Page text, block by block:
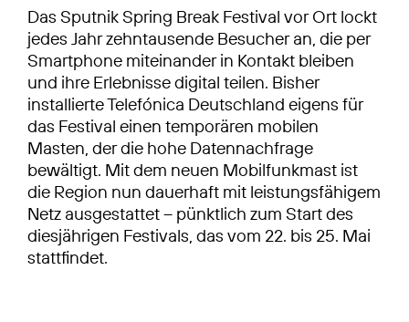
Das Sputnik Spring Break Festival vor Ort lockt
jedes Jahr zehntausende Besucher an, die per
Smartphone miteinander in Kontakt bleiben
und ihre Erlebnisse digital teilen. Bisher
installierte Telefónica Deutschland eigens für
das Festival einen temporären mobilen
Masten, der die hohe Datennachfrage
bewältigt. Mit dem neuen Mobilfunkmast ist
die Region nun dauerhaft mit leistungsfähigem
Netz ausgestattet – pünktlich zum Start des
diesjährigen Festivals, das vom 22. bis 25. Mai
stattfindet.